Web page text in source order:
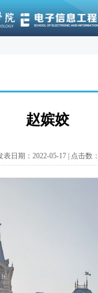
赵嫔姣
表日期：2022-05-17 | 点击数：